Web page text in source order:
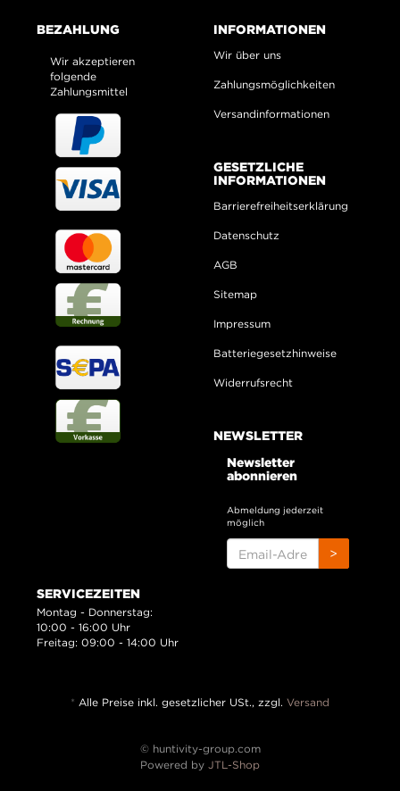
BEZAHLUNG
Wir akzeptieren
folgende
Zahlungsmittel
INFORMATIONEN
Wir über uns
Zahlungsmöglichkeiten
Versandinformationen
GESETZLICHE
INFORMATIONEN
Barrierefreiheitserklärung
Datenschutz
AGB
Sitemap
Impressum
Batteriegesetzhinweise
Widerrufsrecht
NEWSLETTER
Newsletter
abonnieren
Abmeldung jederzeit
möglich
ADRESSE
>
SERVICEZEITEN
Montag - Donnerstag:
10:00 - 16:00 Uhr
Freitag: 09:00 - 14:00 Uhr
* Alle Preise inkl. gesetzlicher USt., zzgl. Versand
© huntivity-group.com
Powered by JTL-Shop